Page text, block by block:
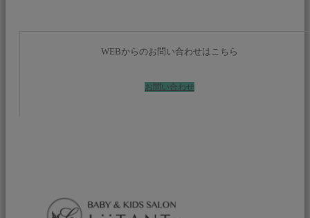
WEBからのお問い合わせはこちら
お問い合わせ